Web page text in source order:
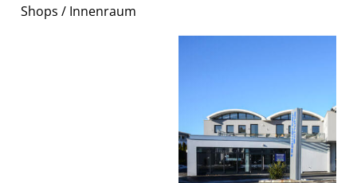
Shops / Innenraum